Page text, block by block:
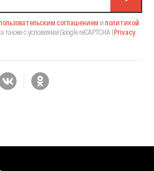
соглашением и политикой
а также с условиями Google reCAPTCHA (Privacy